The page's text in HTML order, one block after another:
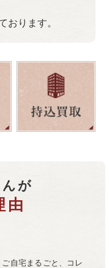
おります。
が
由
自宅まるごと、コレ